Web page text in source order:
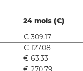
24 mois (€)
€ 309.17
€ 127.08
€ 63.33
€ 270.79